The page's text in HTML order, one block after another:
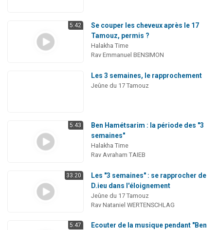
5:42
Se couper les cheveux après le 17
Tamouz, permis ?
Halakha Time
Rav Emmanuel BENSIMON
Les 3 semaines, le rapprochement
Jeûne du 17 Tamouz
5:43
Ben Hamétsarim : la période des "3
semaines"
Halakha Time
Rav Avraham TAIEB
33:20
Les "3 semaines" : se rapprocher de
D.ieu dans l'éloignement
Jeûne du 17 Tamouz
Rav Nataniel WERTENSCHLAG
5:47
Ecouter de la musique pendant "Ben